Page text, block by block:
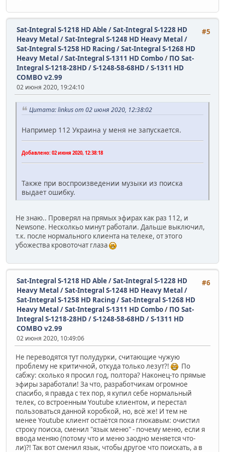
#5
Sat-Integral S-1218 HD Able / Sat-Integral S-1228 HD
Heavy Metal / Sat-Integral S-1248 HD Heavy Metal /
Sat-Integral S-1258 HD Racing / Sat-Integral S-1268 HD
Heavy Metal / Sat-Integral S-1311 HD Combo/ ПО Sat-
Integral S-1218-28HD / S-1248-58-68HD / S-1311 HD
COMBO v2.99
02 июня 2020, 19:24:10
Цитата: linkus от 02 июня 2020, 12:38:02
Например 112 Украина у меня не запускается.
Добавлено: 02 июня 2020, 12:38:18
Также при воспроизведении музыки из поиска
выдает ошибку.
Не знаю.. Проверял на прямых эфирах как раз 112, и
Newsone. Несколкьо минут работали. Дальше выключил,
т.к. после нормального клиента на телеке, от этого
убожества кровоточат глаза
#6
Sat-Integral S-1218 HD Able / Sat-Integral S-1228 HD
Heavy Metal / Sat-Integral S-1248 HD Heavy Metal /
Sat-Integral S-1258 HD Racing / Sat-Integral S-1268 HD
Heavy Metal / Sat-Integral S-1311 HD Combo/ ПО Sat-
Integral S-1218-28HD / S-1248-58-68HD / S-1311 HD
COMBO v2.99
02 июня 2020, 10:49:06
Не переводятся тут полудурки, считающие чужую
проблему не критичной, откуда только лезут?!
По
сабжу: сколько я просил год, полтора? Наконец-то прямые
эфиры заработали! За что, разработчикам огромное
спасибо, я правда с тех пор, я купил себе нормальный
телек, со встроенным Youtube клиентом, и перестал
пользоваться данной коробкой, но, всё же! И тем не
менее Youtube клиент остаётся пока глюкавым: очистил
строку поиска, сменил "язык меню" - почему меню, если я
ввода меняю (потому что и меню заодно меняется что-
ли)?! Так вот сменил язык, чтобы другое что поискать, а в